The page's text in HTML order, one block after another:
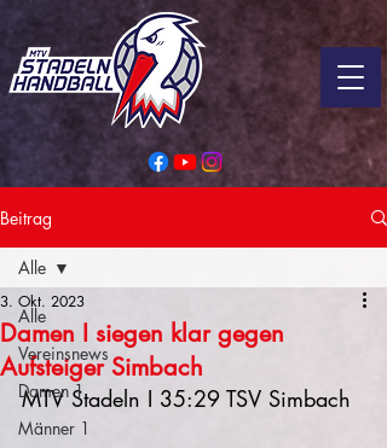
Beitrag
Alle
Vereinsnews
Damen 1
Männer 1
Alle
Damen I siegen klar gegen
Aufsteiger Simbach
3. Okt. 2023
MTV Stadeln I 35:29 TSV Simbach